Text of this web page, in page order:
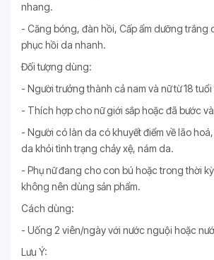
nhang.
- Căng bóng, đàn hồi, Cấp ẩm dưỡng trắng
phục hồi da nhanh.
Đối tượng dùng:
- Người trưởng thành cả nam và nữ từ 18
- Thích hợp cho nữ giới sắp hoặc đã bước
- Người có làn da có khuyết điểm về lão
da khỏi tình trạng chảy xệ, nám da.
- Phụ nữ đang cho con bú hoặc trong thời
không nên dùng sản phẩm.
Cách dùng:
- Uống 2 viên/ngày với nước nguội hoặc
Lưu Ý: